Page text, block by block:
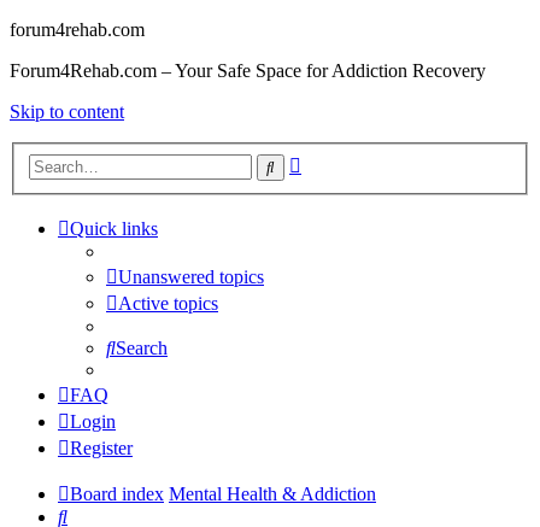
forum4rehab.com
Forum4Rehab.com – Your Safe Space for Addiction Recovery
Skip to content
Search
Quick links
Unanswered topics
Active topics
Search
FAQ
Login
Register
Board index Mental Health & Addiction
Search